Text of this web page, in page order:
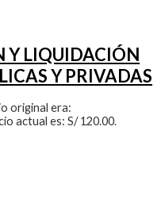
Y LIQUIDACIÓN
Y PRIVADAS
original era:
actual es: S/ 120.00.